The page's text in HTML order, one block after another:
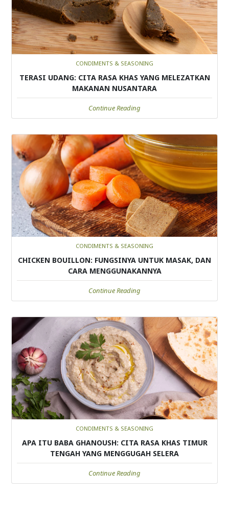
CONDIMENTS & SEASONING
TERASI UDANG: CITA RASA KHAS YANG MELEZATKAN
MAKANAN NUSANTARA
Continue Reading
CONDIMENTS & SEASONING
CHICKEN BOUILLON: FUNGSINYA UNTUK MASAK, DAN
CARA MENGGUNAKANNYA
Continue Reading
CONDIMENTS & SEASONING
APA ITU BABA GHANOUSH: CITA RASA KHAS TIMUR
TENGAH YANG MENGGUGAH SELERA
Continue Reading